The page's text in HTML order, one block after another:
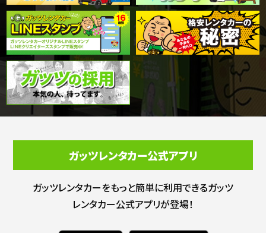
ガッツレンタカー公式アプリ
ガッツレンタカーをもっと簡単に利用できるガッツ
レンタカー公式アプリが登場！